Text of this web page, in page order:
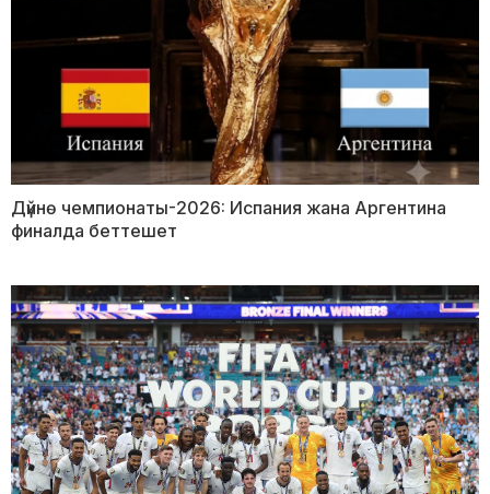
Дүйнө чемпионаты-2026: Испания жана Аргентина
финалда беттешет